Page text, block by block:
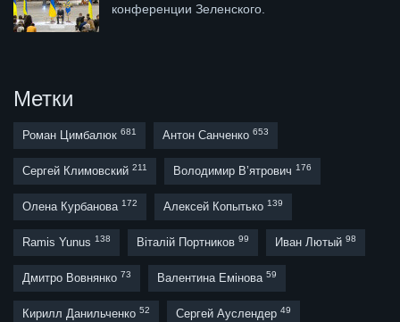
конференции Зеленского.
Метки
Роман Цимбалюк 681 Антон Санченко 653
Сергей Климовский 211 Володимир В’ятрович 176
Олена Курбанова 172 Алексей Копытько 139
Ramis Yunus 138 Віталій Портников 99 Иван Лютый 98
Дмитро Вовнянко 73 Валентина Емінова 59
Кирилл Данильченко 52 Сергей Ауслендер 49